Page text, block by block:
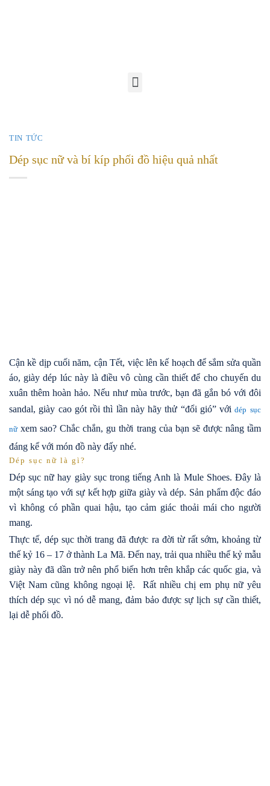
TIN TỨC
Dép sục nữ và bí kíp phối đồ hiệu quả nhất
Cận kề dịp cuối năm, cận Tết, việc lên kế hoạch để sắm sửa quần
áo, giày dép lúc này là điều vô cùng cần thiết để cho chuyến du
xuân thêm hoàn hảo. Nếu như mùa trước, bạn đã gắn bó với đôi
sandal, giày cao gót rồi thì lần này hãy thử “đổi gió” vớidép sục
nữxem sao? Chắc chắn, gu thời trang của bạn sẽ được nâng tầm
đáng kể với món đồ này đấy nhé.
Dép sục nữ là gì?
Dép sục nữ hay giày sục trong tiếng Anh là Mule Shoes. Đây là
một sáng tạo với sự kết hợp giữa giày và dép. Sản phẩm độc đáo
vì không có phần quai hậu, tạo cảm giác thoải mái cho người
mang.
Thực tế, dép sục thời trang đã được ra đời từ rất sớm, khoảng từ
thế kỷ 16 – 17 ở thành La Mã. Đến nay, trải qua nhiều thế kỷ mẫu
giày này đã dần trở nên phổ biến hơn trên khắp các quốc gia, và
Việt Nam cũng không ngoại lệ. Rất nhiều chị em phụ nữ yêu
thích dép sục vì nó dễ mang, đảm bảo được sự lịch sự cần thiết,
lại dễ phối đồ.